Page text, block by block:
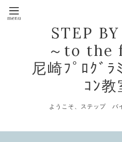
STEP
～to the
尼崎ﾌﾟﾛｸﾞﾗ
ｺﾝ教
ようこそ、ステップ